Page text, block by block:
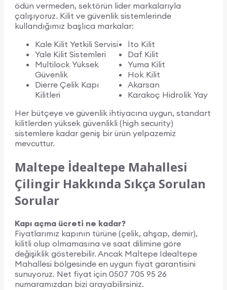
ödün vermeden, sektörün lider markalarıyla
çalışıyoruz. Kilit ve güvenlik sistemlerinde
kullandığımız başlıca markalar:
Kale Kilit Yetkili Servisi
Yale Kilit Sistemleri
Multilock Yüksek
Güvenlik
Dierre Çelik Kapı
Kilitleri
İto Kilit
Daf Kilit
Yuma Kilit
Hok Kilit
Akarsan
Karakoç Hidrolik Yay
Her bütçeye ve güvenlik ihtiyacına uygun, standart
kilitlerden yüksek güvenlikli (high security)
sistemlere kadar geniş bir ürün yelpazemiz
mevcuttur.
Maltepe İdealtepe Mahallesi
Çilingir Hakkında Sıkça Sorulan
Sorular
Kapı açma ücreti ne kadar?
Fiyatlarımız kapının türüne (çelik, ahşap, demir),
kilitli olup olmamasına ve saat dilimine göre
değişiklik gösterebilir. Ancak Maltepe İdealtepe
Mahallesi bölgesinde en uygun fiyat garantisini
sunuyoruz. Net fiyat için 0507 705 95 26
numaramızdan bizi arayabilirsiniz.